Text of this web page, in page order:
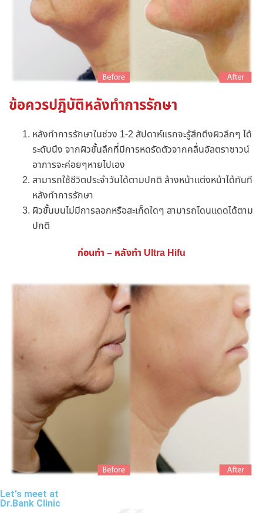
ข้อควรปฎิบัติหลังทำการรักษา
หลังทำการรักษาในช่วง 1-2 สัปดาห์แรกจะรู้สึกตึงผิวลึกๆ ได้
ระดับนึง จากผิวชั้นลึกที่มีการหดรัดตัวจากคลื่นอัลตราซาวน์
อาการจะค่อยๆหายไปเอง
สามารถใช้ชีวิตประจำวันได้ตามปกติ ล้างหน้าแต่งหน้าได้ทันที
หลังทำการรักษา
ผิวชั้นบนไม่มีการลอกหรือสะเก็ดใดๆ สามารถโดนแดดได้ตาม
ปกติ
ก่อนทำ – หลังทำ Ultra Hifu
Let's meet at
Dr.Bank Clinic